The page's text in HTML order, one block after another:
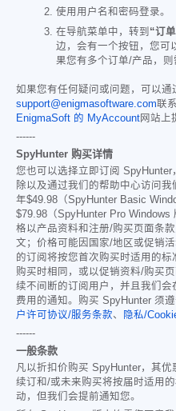
使用用户名和密码登录。
在导航菜单中，转到 “订
边，会有一个按钮，您可
果您有多个订单/产品，则
如果您有任何疑问或问题，可以通
support@enigmasoftware.com联
EnigmaSoft 的 MyAccount网站上
------
SpyHunter 购买详情
您也可以选择立即订阅
除以及通过我们的帮助中心访问
年$49.98 （SpyHunter Basic
$79.98 （SpyHunter Pro
格以产品资料和注册/购买页面条
文；价格可能因国家/地区或促销
的订阅将按您首次购买时适用的标
购买时相同，或以促销资料/购买
续不间断的订阅用户，并且我们
费用的通知。购买 SpyHunter 须
户许可协议/服务条款、 隐私/
------
一般条款
凡以折扣价购买 SpyHunter，其
续订和/或未来购买将按届时适用
动，但我们会提前通知您。